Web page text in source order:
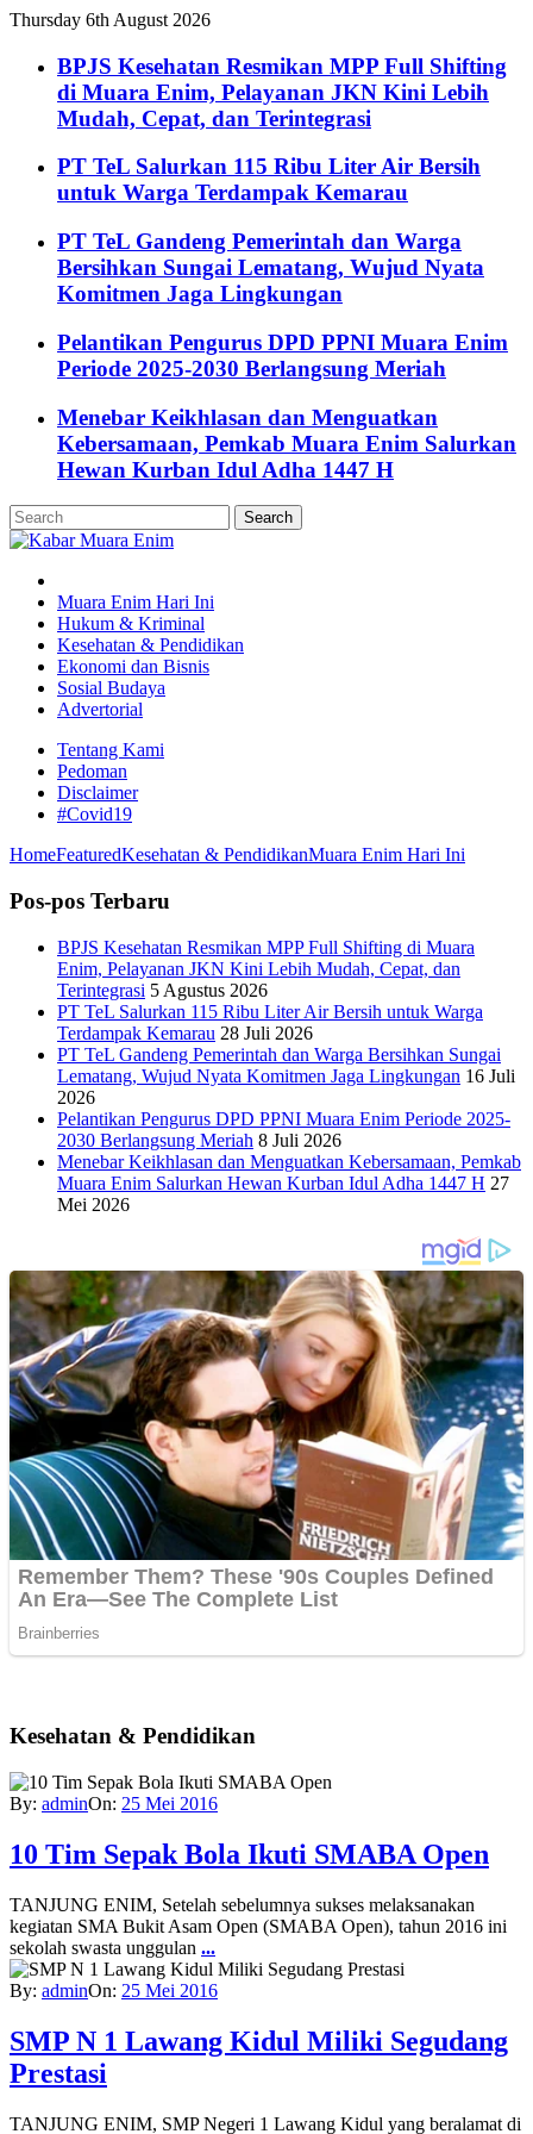
Thursday 6th August 2026
BPJS Kesehatan Resmikan MPP Full Shifting
di Muara Enim, Pelayanan JKN Kini Lebih
Mudah, Cepat, dan Terintegrasi
PT TeL Salurkan 115 Ribu Liter Air Bersih
untuk Warga Terdampak Kemarau
PT TeL Gandeng Pemerintah dan Warga
Bersihkan Sungai Lematang, Wujud Nyata
Komitmen Jaga Lingkungan
Pelantikan Pengurus DPD PPNI Muara Enim
Periode 2025-2030 Berlangsung Meriah
Menebar Keikhlasan dan Menguatkan
Kebersamaan, Pemkab Muara Enim Salurkan
Hewan Kurban Idul Adha 1447 H
Muara Enim Hari Ini
Hukum & Kriminal
Kesehatan & Pendidikan
Ekonomi dan Bisnis
Sosial Budaya
Advertorial
Tentang Kami
Pedoman
Disclaimer
#Covid19
HomeFeaturedKesehatan & PendidikanMuara Enim Hari Ini
Pos-pos Terbaru
BPJS Kesehatan Resmikan MPP Full Shifting di Muara
Enim, Pelayanan JKN Kini Lebih Mudah, Cepat, dan
Terintegrasi 5 Agustus 2026
PT TeL Salurkan 115 Ribu Liter Air Bersih untuk Warga
Terdampak Kemarau 28 Juli 2026
PT TeL Gandeng Pemerintah dan Warga Bersihkan Sungai
Lematang, Wujud Nyata Komitmen Jaga Lingkungan 16 Juli
2026
Pelantikan Pengurus DPD PPNI Muara Enim Periode 2025-
2030 Berlangsung Meriah 8 Juli 2026
Menebar Keikhlasan dan Menguatkan Kebersamaan, Pemkab
Muara Enim Salurkan Hewan Kurban Idul Adha 1447 H 27
Mei 2026
Kesehatan & Pendidikan
By: adminOn: 25 Mei 2016
10 Tim Sepak Bola Ikuti SMABA Open
TANJUNG ENIM, Setelah sebelumnya sukses melaksanakan
kegiatan SMA Bukit Asam Open (SMABA Open), tahun 2016 ini
sekolah swasta unggulan ...
By: adminOn: 25 Mei 2016
SMP N 1 Lawang Kidul Miliki Segudang
Prestasi
TANJUNG ENIM, SMP Negeri 1 Lawang Kidul yang beralamat di